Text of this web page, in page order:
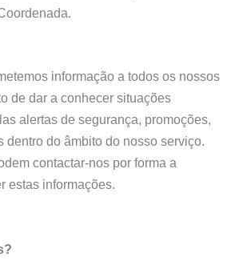
informação a todos os nossos
de dar a conhecer situações
alertas de segurança, promoções,
dentro do âmbito do nosso serviço.
contactar-nos por forma a
estas informações.